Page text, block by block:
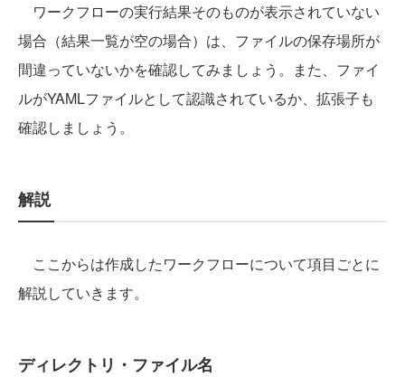
ワークフローの実行結果そのものが表示されていない
場合（結果一覧が空の場合）は、ファイルの保存場所が
間違っていないかを確認してみましょう。また、ファイ
ルがYAMLファイルとして認識されているか、拡張子も
確認しましょう。
解説
ここからは作成したワークフローについて項目ごとに
解説していきます。
ディレクトリ・ファイル名